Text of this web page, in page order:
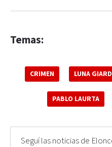
Temas:
CRIMEN LUNA
PABLO LAURTA
Seguí las noticias de